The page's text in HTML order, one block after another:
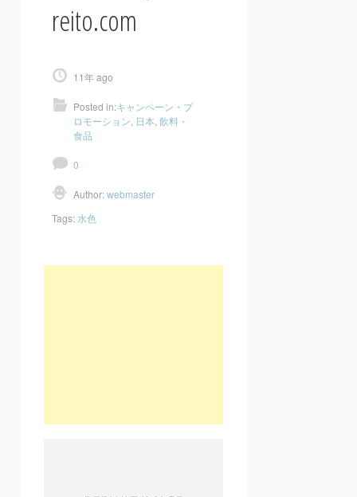
reito.com
11年 ago
Posted in:キャンペーン・プ
ロモーション 日本 飲料・
食品
0
Author:webmaster
Tags:水色